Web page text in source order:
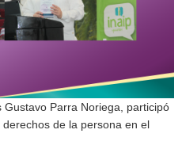
Parra Noriega, participó
de la persona en el